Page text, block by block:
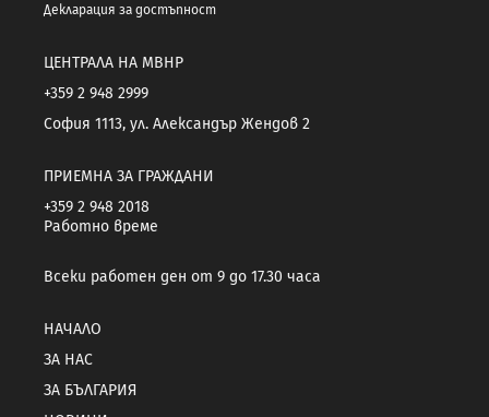
Декларация за достъпност
ЦЕНТРАЛА НА МВНР
+359 2 948 2999
София 1113, ул. Александър Жендов 2
ПРИЕМНА ЗА ГРАЖДАНИ
+359 2 948 2018
Работно време
Всеки работен ден от 9 до 17.30 часа
НАЧАЛО
ЗА НАС
ЗА БЪЛГАРИЯ